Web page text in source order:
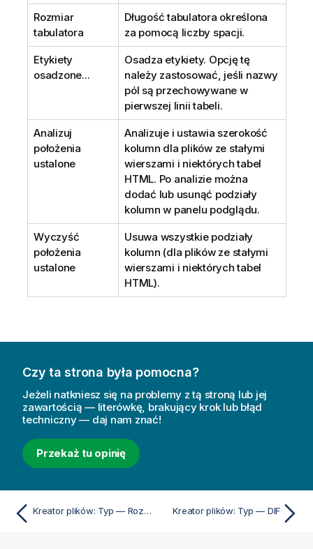
Rozmiar
tabulatora
Długość tabulatora określona
za pomocą liczby spacji.
Etykiety
osadzone...
Osadza etykiety. Opcję tę
należy zastosować, jeśli nazwy
pól są przechowywane w
pierwszej linii tabeli.
Analizuj
położenia
ustalone
Analizuje i ustawia szerokość
kolumn dla plików ze stałymi
wierszami i niektórych tabel
HTML. Po analizie można
dodać lub usunąć podziały
kolumn w panelu podglądu.
Wyczyść
położenia
ustalone
Usuwa wszystkie podziały
kolumn (dla plików ze stałymi
wierszami i niektórych tabel
HTML).
Czy ta strona była pomocna?
Jeżeli natkniesz się na problemy z tą stroną lub jej
zawartością — literówkę, brakujący krok lub błąd
techniczny — daj nam znać!
Przekaż tu opinię
Kreator plików: Typ — Rozdzielane Kreator plików: Typ — DIF